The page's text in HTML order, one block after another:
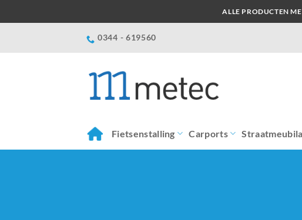
naar
ALLE PRODUCTEN
0344 - 619560
Fietsenstalling Carports